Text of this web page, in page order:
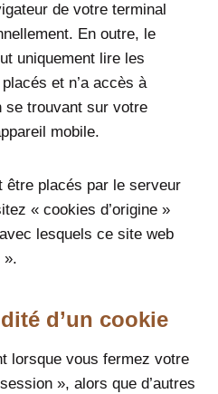
de votre terminal
En outre, le
uniquement lire les
et n’a accès à
se trouvant sur votre
mobile.
être placés par le serveur
« cookies d’origine »
lesquels ce site web
».
d’un cookie
lorsque vous fermez votre
», alors que d’autres